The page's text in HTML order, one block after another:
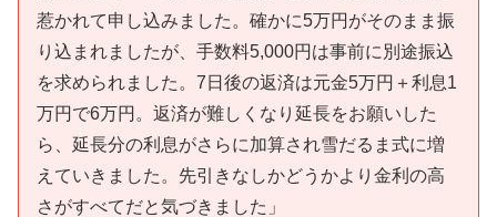
惹かれて申し込みました。確かに5万円がそのまま振
り込まれましたが、手数料5,000円は事前に別途振込
を求められました。7日後の返済は元金5万円＋利息1
万円で6万円。返済が難しくなり延長をお願いした
ら、延長分の利息がさらに加算され雪だるま式に増
えていきました。先引きなしかどうかより金利の高
さがすべてだと気づきました」